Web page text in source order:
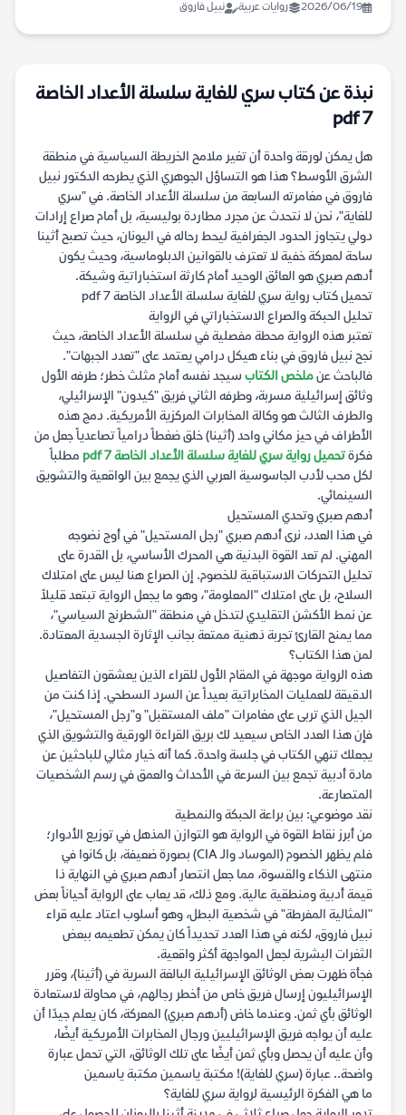
2026/06/19 روايات عربية نبيل فاروق
نبذة عن كتاب سري للغاية سلسلة الأعداد الخاصة
7 pdf
هل يمكن لورقة واحدة أن تغير ملامح الخريطة السياسية في منطقة
الشرق الأوسط؟ هذا هو التساؤل الجوهري الذي يطرحه الدكتور نبيل
فاروق في مغامرته السابعة من سلسلة الأعداد الخاصة. في "سري
للغاية"، نحن لا نتحدث عن مجرد مطاردة بوليسية، بل أمام صراع إرادات
دولي يتجاوز الحدود الجغرافية ليحط رحاله في اليونان، حيث تصبح أثينا
ساحة لمعركة خفية لا تعترف بالقوانين الدبلوماسية، وحيث يكون
أدهم صبري هو العائق الوحيد أمام كارثة استخباراتية وشيكة.
تحميل كتاب رواية سري للغاية سلسلة الأعداد الخاصة 7 pdf
تحليل الحبكة والصراع الاستخباراتي في الرواية
تعتبر هذه الرواية محطة مفصلية في سلسلة الأعداد الخاصة، حيث
نجح نبيل فاروق في بناء هيكل درامي يعتمد على "تعدد الجبهات".
فالباحث عنملخص الكتاب سيجد نفسه أمام مثلث خطر؛ طرفه الأول
وثائق إسرائيلية مسربة، وطرفه الثاني فريق "كيدون" الإسرائيلي،
والطرف الثالث هو وكالة المخابرات المركزية الأمريكية. دمج هذه
الأطراف في حيز مكاني واحد (أثينا) خلق ضغطاً درامياً تصاعدياً جعل من
فكرةتحميل رواية سري للغاية سلسلة الأعداد الخاصة 7 pdf
مطلباً
لكل محب لأدب الجاسوسية العربي الذي يجمع بين الواقعية والتشويق
السينمائي.
أدهم صبري وتحدي المستحيل
في هذا العدد، نرى أدهم صبري "رجل المستحيل" في أوج نضوجه
المهني. لم تعد القوة البدنية هي المحرك الأساسي، بل القدرة على
تحليل التحركات الاستباقية للخصوم. إن الصراع هنا ليس على امتلاك
السلاح، بل على امتلاك "المعلومة"، وهو ما يجعل الرواية تبتعد قليلاً
عن نمط الأكشن التقليدي لتدخل في منطقة "الشطرنج السياسي"،
مما يمنح القارئ تجربة ذهنية ممتعة بجانب الإثارة الجسدية المعتادة.
لمن هذا الكتاب؟
هذه الرواية موجهة في المقام الأول للقراء الذين يعشقون التفاصيل
الدقيقة للعمليات المخابراتية بعيداً عن السرد السطحي. إذا كنت من
الجيل الذي تربى على مغامرات "ملف المستقبل" و"رجل المستحيل"،
فإن هذا العدد الخاص سيعيد لك بريق القراءة الورقية والتشويق الذي
يجعلك تنهي الكتاب في جلسة واحدة. كما أنه خيار مثالي للباحثين عن
مادة أدبية تجمع بين السرعة في الأحداث والعمق في رسم الشخصيات
المتصارعة.
نقد موضوعي: بين براعة الحبكة والنمطية
من أبرز نقاط القوة في الرواية هو التوازن المذهل في توزيع الأدوار؛
فلم يظهر الخصوم (الموساد والـ CIA) بصورة ضعيفة، بل كانوا في
منتهى الذكاء والقسوة، مما جعل انتصار أدهم صبري في النهاية ذا
قيمة أدبية ومنطقية عالية. ومع ذلك، قد يعاب على الرواية أحياناً بعض
"المثالية المفرطة" في شخصية البطل، وهو أسلوب اعتاد عليه قراء
نبيل فاروق، لكنه في هذا العدد تحديداً كان يمكن تطعيمه ببعض
الثغرات البشرية لجعل المواجهة أكثر واقعية.
فجأة ظهرت بعض الوثائق الإسرائيلية البالغة السرية في (أثينا)، وقرر
الإسرائيليون إرسال فريق خاص من أخطر رجالهم، في محاولة لاستعادة
الوثائق بأي ثمن. وعندما خاض (أدهم صبري) المعركة، كان يعلم جيدًا أن
عليه أن يواجه فريق الإسرائيليين ورجال المخابرات الأمريكية أيضًا،
وأن عليه أن يحصل وبأي ثمن أيضًا على تلك الوثائق، التي تحمل عبارة
واضحة.. عبارة (سري للغاية)! مكتبة ياسمين مكتبة ياسمين
ما هي الفكرة الرئيسية لرواية سري للغاية؟